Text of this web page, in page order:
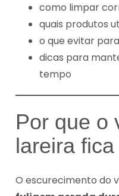
como limpar
quais produtos
o que evitar
dicas para
tempo
Por que o
lareira
O escurecimento do